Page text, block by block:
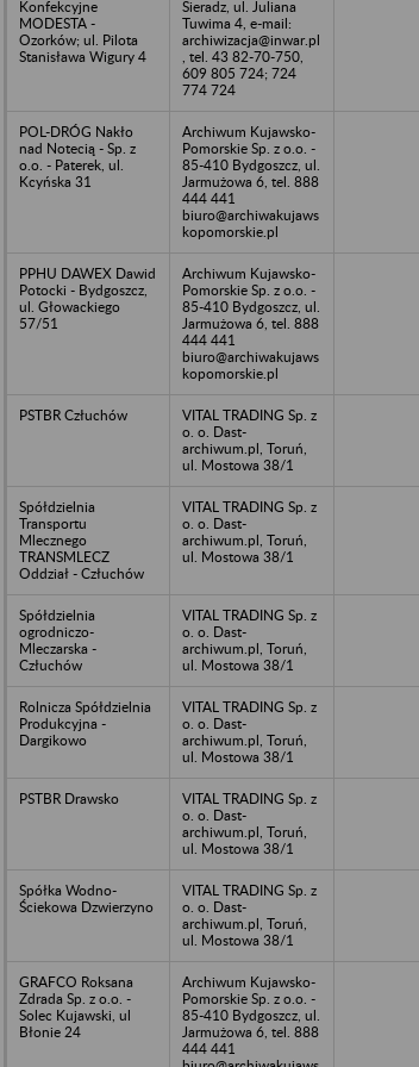
Konfekcyjne
MODESTA -
Ozorków; ul. Pilota
Stanisława Wigury 4
Sieradz, ul. Juliana
Tuwima 4, e-mail:
archiwizacja@inwar.pl
, tel. 43 82-70-750,
609 805 724; 724
774 724
POL-DRÓG Nakło
nad Notecią - Sp. z
o.o. - Paterek, ul.
Kcyńska 31
Archiwum Kujawsko-
Pomorskie Sp. z o.o. -
85-410 Bydgoszcz, ul.
Jarmużowa 6, tel. 888
444 441
biuro@archiwakujaws
kopomorskie.pl
PPHU DAWEX Dawid
Potocki - Bydgoszcz,
ul. Głowackiego
57/51
Archiwum Kujawsko-
Pomorskie Sp. z o.o. -
85-410 Bydgoszcz, ul.
Jarmużowa 6, tel. 888
444 441
biuro@archiwakujaws
kopomorskie.pl
PSTBR Człuchów
VITAL TRADING Sp. z
o. o. Dast-
archiwum.pl, Toruń,
ul. Mostowa 38/1
Spółdzielnia
Transportu
Mlecznego
TRANSMLECZ
Oddział - Człuchów
VITAL TRADING Sp. z
o. o. Dast-
archiwum.pl, Toruń,
ul. Mostowa 38/1
Spółdzielnia
ogrodniczo-
Mleczarska -
Człuchów
VITAL TRADING Sp. z
o. o. Dast-
archiwum.pl, Toruń,
ul. Mostowa 38/1
Rolnicza Spółdzielnia
Produkcyjna -
Dargikowo
VITAL TRADING Sp. z
o. o. Dast-
archiwum.pl, Toruń,
ul. Mostowa 38/1
PSTBR Drawsko
VITAL TRADING Sp. z
o. o. Dast-
archiwum.pl, Toruń,
ul. Mostowa 38/1
Spółka Wodno-
Ściekowa Dzwierzyno
VITAL TRADING Sp. z
o. o. Dast-
archiwum.pl, Toruń,
ul. Mostowa 38/1
GRAFCO Roksana
Zdrada Sp. z o.o. -
Solec Kujawski, ul
Błonie 24
Archiwum Kujawsko-
Pomorskie Sp. z o.o. -
85-410 Bydgoszcz, ul.
Jarmużowa 6, tel. 888
444 441